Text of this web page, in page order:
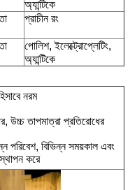
অ্যান্টিকে
প্রাচীন রং
পোলিশ, ইলেক্ট্রোপ্লেটিং,
অ্যান্টিকে
নরম
উচ্চ তাপমাত্রা প্রতিরোধের
পরিবেশ, বিভিন্ন সময়কাল এবং
করে